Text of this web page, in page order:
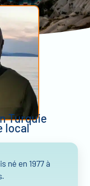
Turquie
local
né en 1977 à